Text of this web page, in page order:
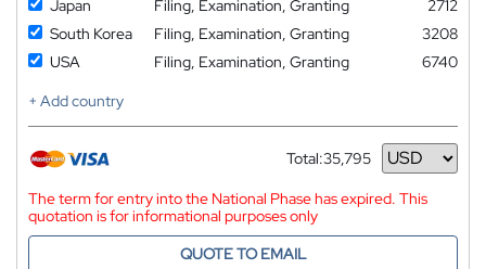
Japan Filing, Examination, Granting
2712
South Korea
Filing, Examination, Granting
3208
USA
Filing, Examination, Granting
6740
+ Add country
Total:35,795
Currency
The term for entry into the National Phase has expired. This
quotation is for informational purposes only
QUOTE TO EMAIL